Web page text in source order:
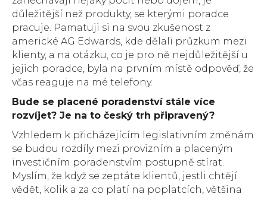
důležitější než produkty, se kterými poradce
pracuje. Pamatuji si na svou zkušenost z
americké AG Edwards, kde dělali průzkum mezi
klienty, a na otázku, co je pro ně nejdůležitější u
jejich poradce, byla na prvním místě odpověď, že
včas reaguje na mé telefony.
Bude se placené poradenství stále více
rozvíjet? Je na to český trh připravený?
Vzhledem k přicházejícím legislativním změnám
se budou rozdíly mezi provizním a placeným
investičním poradenstvím postupně stírat.
Myslím, že když se zeptáte klientů, jestli chtějí
vědět, kolik a za co platí na poplatcích, většina